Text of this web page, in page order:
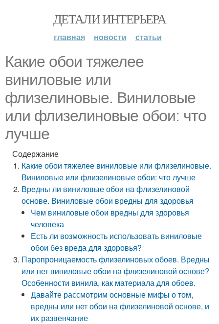
ДЕТАЛИ ИНТЕРЬЕРА
главная новости статьи
Какие обои тяжелее
виниловые или
флизелиновые. Виниловые
или флизелиновые обои: что
лучше
Содержание
Какие обои тяжелее виниловые или флизелиновые.
Виниловые или флизелиновые обои: что лучше
Вредны ли виниловые обои на флизелиновой
основе. Виниловые обои вредны для здоровья
Чем виниловые обои вредны для здоровья
человека
Есть ли возможность использовать виниловые
обои без вреда для здоровья?
Паропроницаемость флизелиновых обоев. Вредны
или нет виниловые обои на флизелиновой основе?
Особенности винила, как материала для обоев.
Давайте рассмотрим основные мифы о том,
вредны или нет обои на флизелиновой основе, и
их развенчание